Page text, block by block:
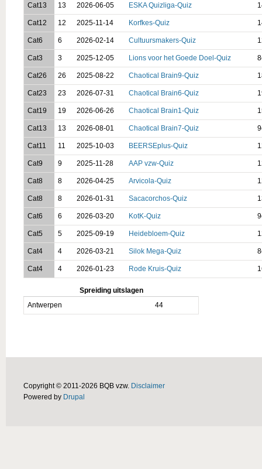
Cat13 13 2026-06-05 ESKA Quizliga-Quiz
Cat12 12 2025-11-14 Korfkes-Quiz
Cat6 6 2026-02-14 Cultuursmakers-Quiz
Cat3 3 2025-12-05 Lions voor het Goede Doel-Quiz
Cat26 26 2025-08-22 Chaotical Brain9-Quiz
Cat23 23 2026-07-31 Chaotical Brain6-Quiz
Cat19 19 2026-06-26 Chaotical Brain1-Quiz
Cat13 13 2026-08-01 Chaotical Brain7-Quiz
Cat11 11 2025-10-03 BEERSEplus-Quiz
Cat9 9 2025-11-28 AAP vzw-Quiz
Cat8 8 2026-04-25 Arvicola-Quiz
Cat8 8 2026-01-31 Sacacorchos-Quiz
Cat6 6 2026-03-20 KotK-Quiz
Cat5 5 2025-09-19 Heidebloem-Quiz
Cat4 4 2026-03-21 Silok Mega-Quiz
Cat4 4 2026-01-23 Rode Kruis-Quiz
Spreiding uitslagen
Antwerpen
44
Copyright © 2011-2026 BQB vzw. Disclaimer
Powered by Drupal